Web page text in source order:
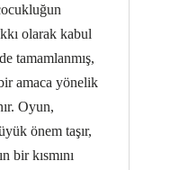
olarak kabul
tamamlanmış,
amaca yönelik
Oyun,
önem taşır,
bir kısmını